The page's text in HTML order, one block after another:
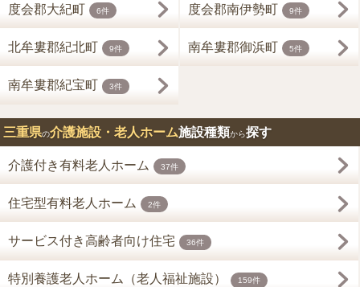
度会郡大紀町 6件 度会郡南伊勢町 9件
北牟婁郡紀北町 9件 南牟婁郡御浜町 5件
南牟婁郡紀宝町 3件
三重県の介護施設・老人ホーム施設種類から探す
介護付き有料老人ホーム 37件
住宅型有料老人ホーム 2件
サービス付き高齢者向け住宅 36件
特別養護老人ホーム（老人福祉施設） 159件